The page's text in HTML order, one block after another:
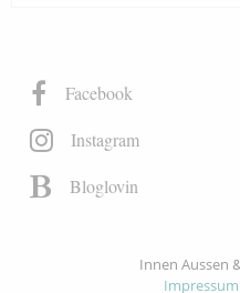
Facebook
Instagram
Bloglovin
Innen Aussen
Impressum